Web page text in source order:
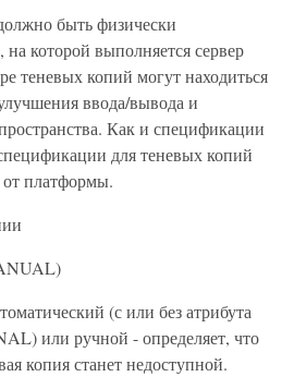
быть физически
которой выполняется сервер
теневых копий могут находиться
ввода/вывода и
Как и спецификации
для теневых копий
платформы.
(с или без атрибута
или ручной - определяет, что
копия станет недоступной.